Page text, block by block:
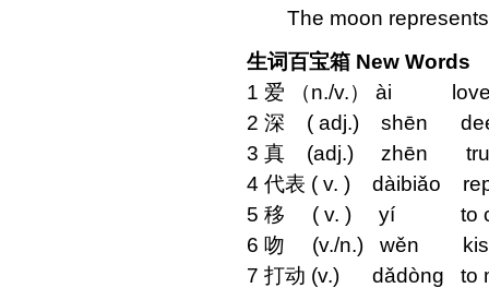
The moon represents
生词百宝箱 New Words
1 爱 （n./v.） ài
2 深 ( adj.) shēn
3 真 (adj.) zhēn
4 代表 ( v. ) dàibiǎo
5 移 ( v. ) yí to
6 吻 (v./n.) wěn
7 打动 (v.) dǎdòng to